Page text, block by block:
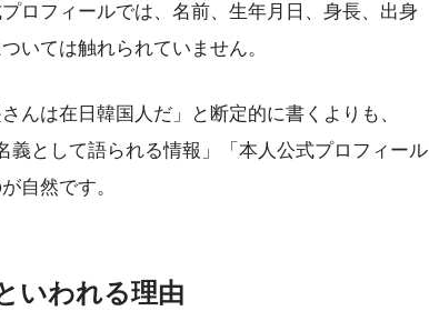
ロフィールでは、名前、生年月日、身長、出身
いては触れられていません。
んは在日韓国人だ」と断定的に書くよりも、
義として語られる情報」「本人公式プロフィール
自然です。
いわれる理由